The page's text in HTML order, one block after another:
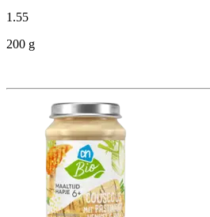
1.55
200 g